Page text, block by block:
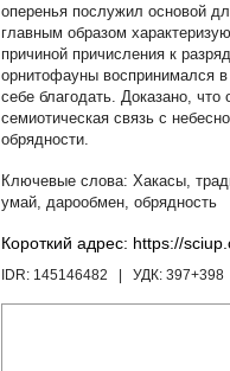
оперенья послужил основой
главным образом
причиной причисления к
орнитофауны воспринимался
себе благодать. Доказано,
семиотическая связь с
обрядности.
Хакасы,
умай, дарообмен, обрядность
Короткий адрес: https://
IDR: 145146482 | УДК: 397+398